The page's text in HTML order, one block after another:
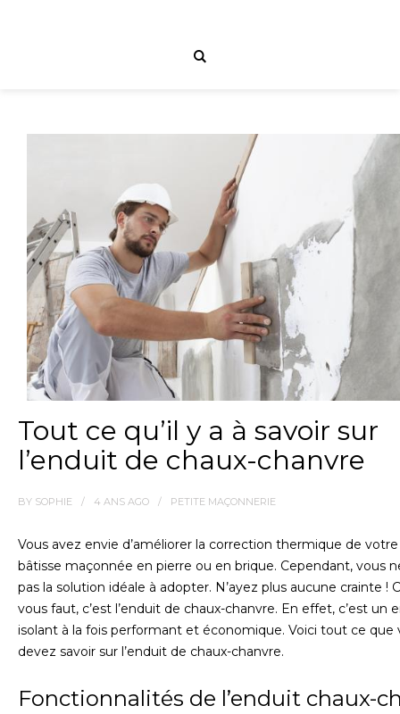
Tout ce qu’il y a à savoir sur
l’enduit de chaux-chanvre
BY SOPHIE 4 ANS AGO PETITE MAÇONNERIE
Vous avez envie d’améliorer la correction thermique de
bâtisse maçonnée en pierre ou en brique. Cependant, vous
pas la solution idéale à adopter. N’ayez plus aucune crainte !
vous faut, c’est l’enduit de chaux-chanvre. En effet, c’est un
isolant à la fois performant et économique. Voici tout ce que
devez savoir sur l’enduit de chaux-chanvre.
Fonctionnalités de l’enduit chaux-